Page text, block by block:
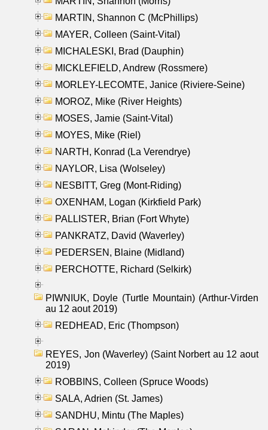
MARTIN, Shannon C (McPhillips)
MAYER, Colleen (Saint-Vital)
MICHALESKI, Brad (Dauphin)
MICKLEFIELD, Andrew (Rossmere)
MORLEY-LECOMTE, Janice (Riviere-Seine)
MOROZ, Mike (River Heights)
MOSES, Jamie (Saint-Vital)
MOYES, Mike (Riel)
NARTH, Konrad (La Verendrye)
NAYLOR, Lisa (Wolseley)
NESBITT, Greg (Mont-Riding)
OXENHAM, Logan (Kirkfield Park)
PALLISTER, Brian (Fort Whyte)
PANKRATZ, David (Waverley)
PEDERSEN, Blaine (Midland)
PERCHOTTE, Richard (Selkirk)
PIWNIUK, Doyle (Turtle Mountain) (Arthur-Virden
au 12 aout 2019)
REDHEAD, Eric (Thompson)
REYES, Jon (Waverley) (Saint Norbert au 12 aout
2019)
ROBBINS, Colleen (Spruce Woods)
SALA, Adrien (St. James)
SANDHU, Mintu (The Maples)